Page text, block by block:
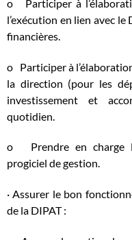
o Participer à
l’exécution en lien avec
financières.
o Participer à
la direction (pour les
investissement et
quotidien.
o Prendre en charge
progiciel de gestion.
· Assurer le bon
de la DIPAT :